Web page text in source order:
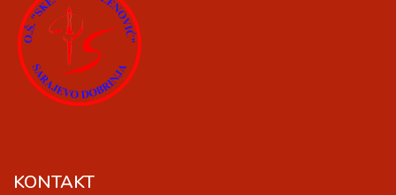
KONTAKT